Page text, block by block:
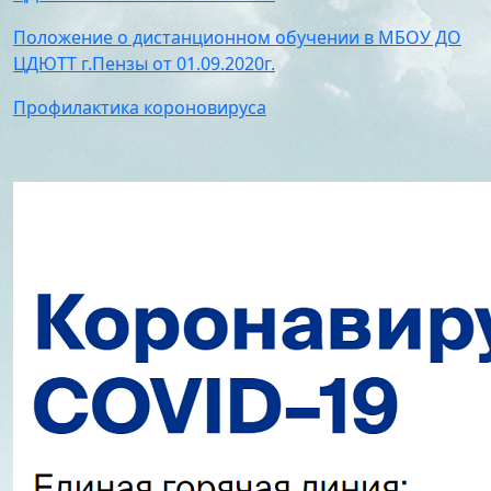
Морское многоборье
Волейбол
Художественная
Фитбол
Технический
Мотоспорт
Новостная студия
Стипендии и меры
поддержки обучающихся
Международное
сотрудничество
Организация питания в
Положение о дистанционном обучении в МБОУ ДО
ЦДЮТТ г.Пензы от 01.09.2020г.
Профилактика короновируса